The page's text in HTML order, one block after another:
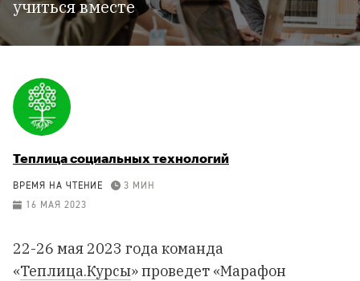
учиться вместе
Теплица социальных технологий
ВРЕМЯ НА ЧТЕНИЕ
3 МИН
16 МАЯ 2023
22-26 мая 2023 года команда
«Теплица.Курсы» проведет «Марафон